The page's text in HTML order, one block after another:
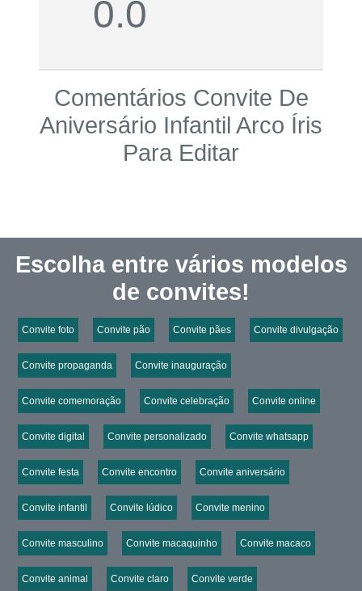
0.0
Comentários Convite De
Aniversário Infantil Arco Íris
Para Editar
Escolha entre vários modelos
de convites!
Convite foto Convite pão Convite pães Convite divulgação
Convite propaganda Convite inauguração
Convite comemoração Convite celebração Convite online
Convite digital Convite personalizado Convite whatsapp
Convite festa Convite encontro Convite aniversário
Convite infantil Convite lúdico Convite menino
Convite masculino Convite macaquinho Convite macaco
Convite animal Convite claro Convite verde